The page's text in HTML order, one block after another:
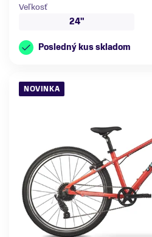
Veľkosť
24"
Posledný kus skladom
NOVINKA